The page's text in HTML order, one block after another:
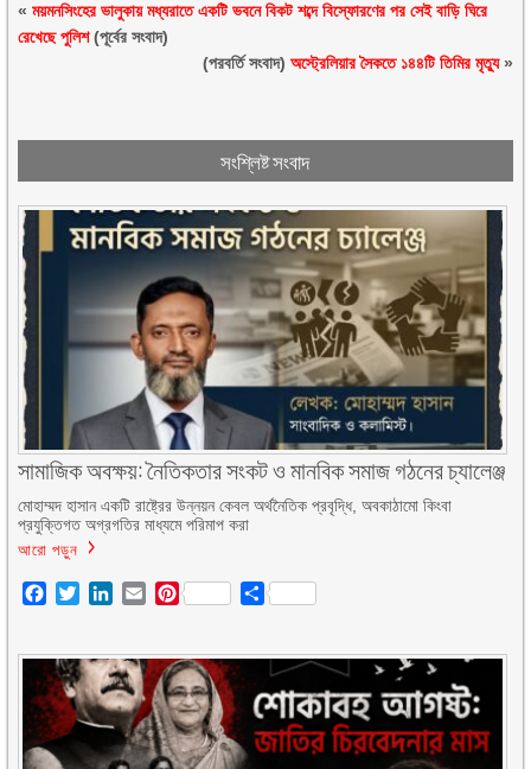
«ময়মনসিংহের ভালুকায় মধ্যরাতে একটি ভবনে বিকট শব্দে বিস্ফোরণের পর সেই বাড়ি ঘিরে
রেখেছে ‍পুলিশ(পূর্বের সংবাদ)
(পরবর্তি সংবাদ) অস্ট্রেলিয়ার সৈকতে ১৪৪টি তিমির মৃত্যু»
সংশ্লিষ্ট সংবাদ
সামাজিক অবক্ষয়: নৈতিকতার সংকট ও মানবিক সমাজ গঠনের চ্যালেঞ্জ
মোহাম্মদ হাসান একটি রাষ্ট্রের উন্নয়ন কেবল অর্থনৈতিক প্রবৃদ্ধি, অবকাঠামো কিংবা
প্রযুক্তিগত অগ্রগতির মাধ্যমে পরিমাপ করা
আরো পড়ুন
Facebook
TwitterLinkedIn
EmailPinterest Share